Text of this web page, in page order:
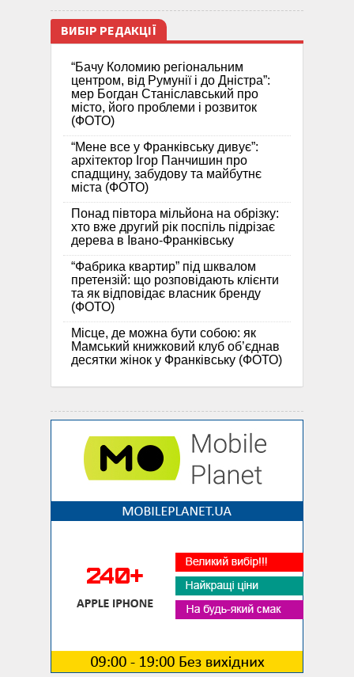
ВИБІР РЕДАКЦІЇ
“Бачу Коломию регіональним
центром, від Румунії і до Дністра”:
мер Богдан Станіславський про
місто, його проблеми і розвиток
(ФОТО)
“Мене все у Франківську дивує”:
архітектор Ігор Панчишин про
спадщину, забудову та майбутнє
міста (ФОТО)
Понад півтора мільйона на обрізку:
хто вже другий рік поспіль підрізає
дерева в Івано-Франківську
“Фабрика квартир” під шквалом
претензій: що розповідають клієнти
та як відповідає власник бренду
(ФОТО)
Місце, де можна бути собою: як
Мамський книжковий клуб об’єднав
десятки жінок у Франківську (ФОТО)